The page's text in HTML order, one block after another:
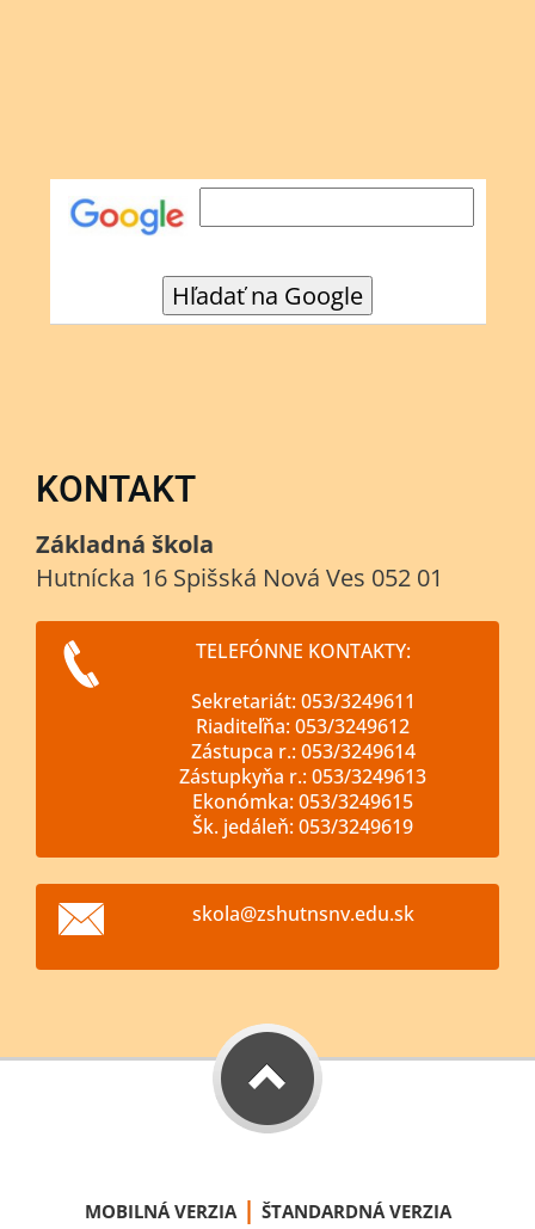
KONTAKT
Základná škola
Hutnícka 16 Spišská Nová Ves 052 01
TELEFÓNNE KONTAKTY:
Sekretariát: 053/3249611
Riaditeľňa: 053/3249612
Zástupca r.: 053/3249614
Zástupkyňa r.: 053/3249613
Ekonómka: 053/3249615
Šk. jedáleň: 053/3249619
skola@zshutnsnv.edu.sk
MOBILNÁ VERZIA | ŠTANDARDNÁ VERZIA